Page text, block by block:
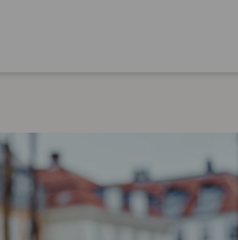
Lukio
LOPS 2021
GLP 2021